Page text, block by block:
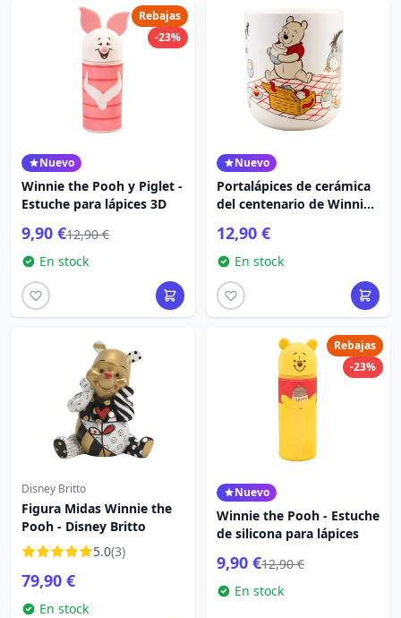
Rebajas
-23%
Nuevo
Winnie the Pooh y Piglet -
Estuche para lápices 3D
9,90 €12,90 €
En stock
Nuevo
Portalápices de cerámica
del centenario de Winnie
12,90 €
En stock
Disney Britto
Figura Midas Winnie the
Pooh - Disney Britto
5.0(3)
79,90 €
En stock
Rebajas
-23%
Nuevo
Winnie the Pooh - Estuche
de silicona para lápices
9,90 €12,90 €
En stock